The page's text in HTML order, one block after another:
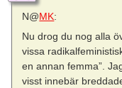
N@MK:
Nu drog du nog alla
vissa
en annan femma”.
visst innebär